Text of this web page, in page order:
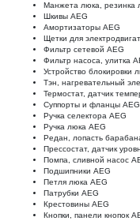
Манжета люка, резинка
Шкивы AEG
Амортизаторы AEG
Щетки для
Фильтр сетевой AEG
Фильтр насоса, улитка
Устройство блокировки
Тэн, нагревательный
Термостат, датчик
Суппорты и фланцы AEG
Ручка селектора AEG
Ручка люка AEG
Редан, лопасть
Прессостат, датчик
Помпа, сливной насос
Подшипники AEG
Петля люка AEG
Патрубки AEG
Крестовины AEG
Кнопки, панели кнопок